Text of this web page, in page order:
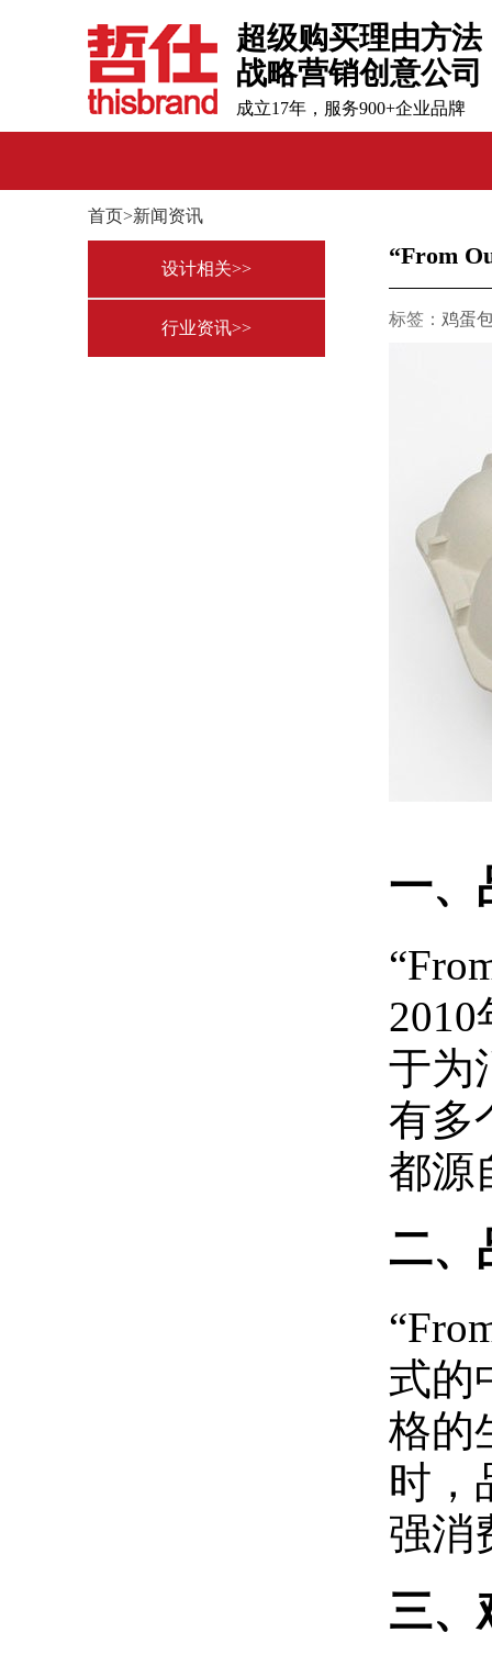
超级购买理由方法
战略营销创意公司
成立17年，服务900+企业品牌
“From
标签： 鸡蛋
一、
于为
有多
都源
二、
式的
格的
时，
强消
三、
首页>新闻资讯
设计相关>>
行业资讯>>